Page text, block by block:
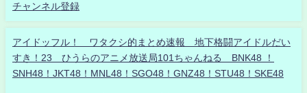
チャンネル登録
アイドッフル！ ワタクシ的まとめ速報 地下格闘アイドルだい
すき！23 ひうらのアニメ放送局101ちゃんねる BNK48 ！
SNH48！JKT48！MNL48！SGO48！GNZ48！STU48！SKE48